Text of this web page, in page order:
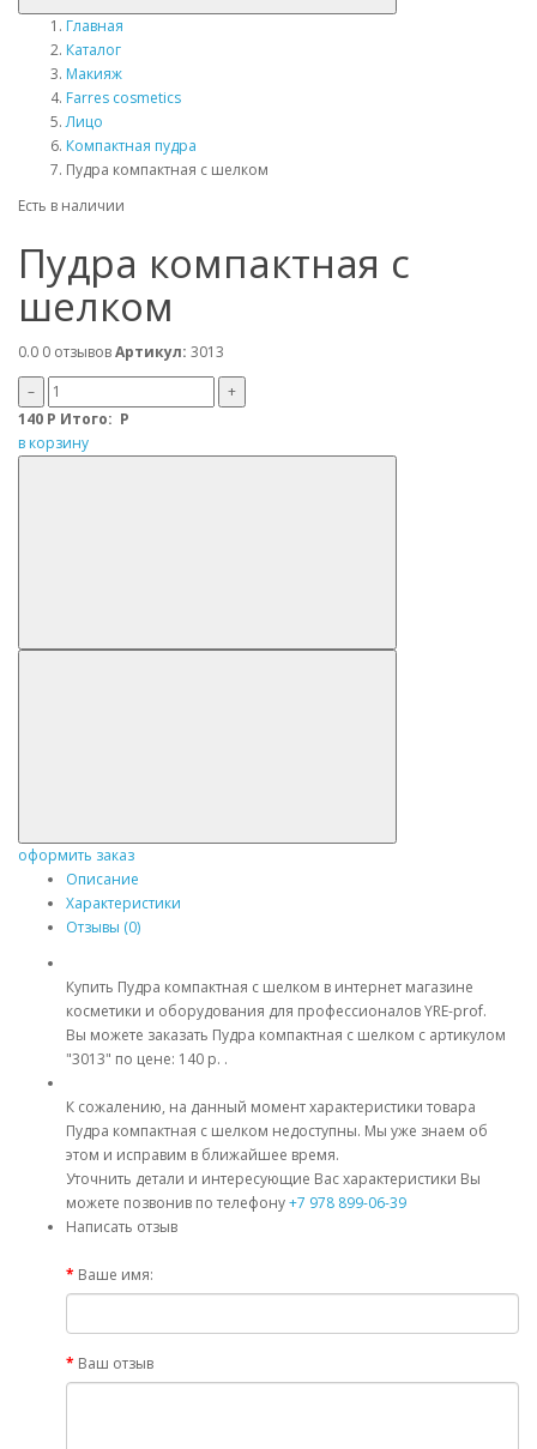
Главная
Каталог
Макияж
Farres cosmetics
Лицо
Компактная пудра
Пудра компактная с шелком
Есть в наличии
Пудра компактная с
шелком
0.0 0 отзывовАртикул: 3013
–
+
140 Р Итого: Р
в корзину
оформить заказ
Описание
Характеристики
Отзывы (0)
Купить Пудра компактная с шелком в интернет магазине
косметики и оборудования для профессионалов YRE-prof.
Вы можете заказать Пудра компактная с шелком с артикулом
"3013" по цене: 140 р. .
К сожалению, на данный момент характеристики товара
Пудра компактная с шелком недоступны. Мы уже знаем об
этом и исправим в ближайшее время.
Уточнить детали и интересующие Вас характеристики Вы
можете позвонив по телефону+7 978 899-06-39
Написать отзыв
Ваше имя:
Ваш отзыв